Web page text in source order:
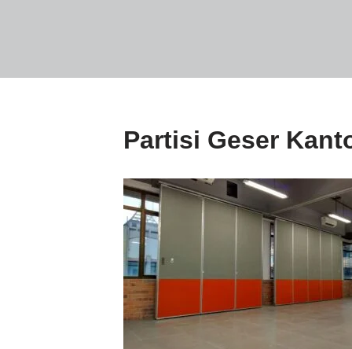
Partisi Geser